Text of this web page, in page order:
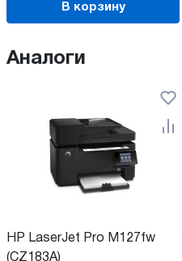
В корзину
Аналоги
HP LaserJet Pro M127fw
(CZ183A)